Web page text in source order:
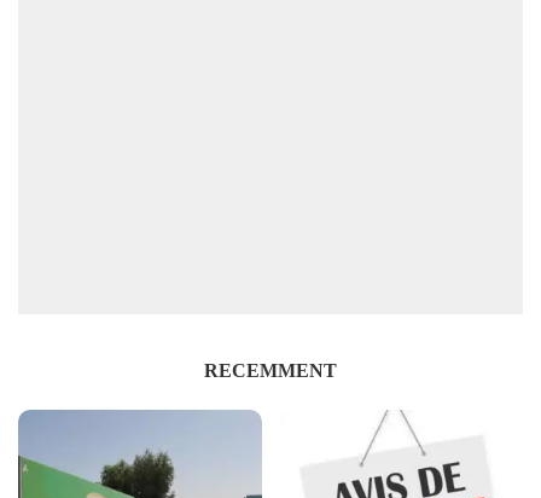
RECEMMENT